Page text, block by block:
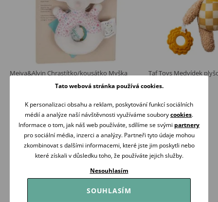
Meiya&Alvin Chrastítko/kousátko Myška
Skladem
Koupit
Taf Toys Medvídek
299 Kč
Koupit
Tato webová stránka používá cookies.
K personalizaci obsahu a reklam, poskytování funkcí sociálních
médií a analýze naší návštěvnosti využíváme souborycookies.
Informace o tom, jak náš web používáte, sdílíme se svými partnery
pro sociální média, inzerci a analýzy. Partneři tyto údaje mohou
zkombinovat s dalšími informacemi, které jste jim poskytli nebo
které získali v důsledku toho, že používáte jejich služby.
Nesouhlasím
SOUHLASÍM